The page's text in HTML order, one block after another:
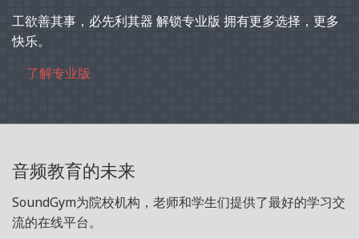
工欲善其事，必先利其器 解锁专业版 拥有更多选择，更多
快乐。
了解专业版
音频教育的未来
SoundGym为院校机构，老师和学生们提供了最好的学习交
流的在线平台。